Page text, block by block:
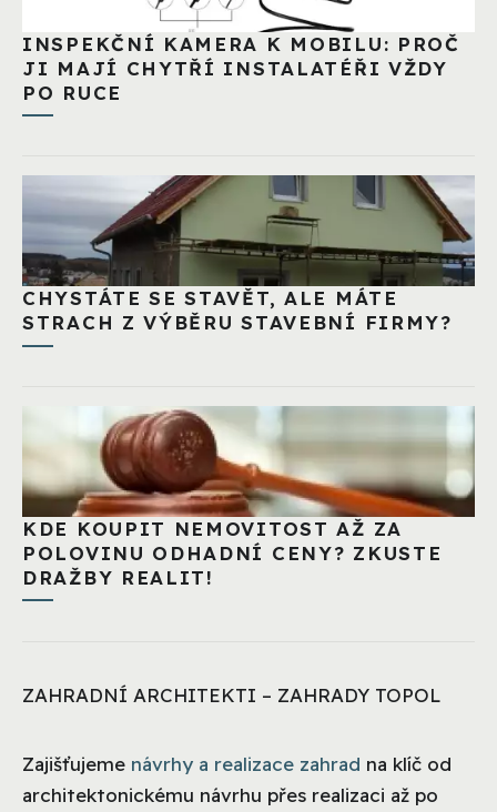
INSPEKČNÍ KAMERA K MOBILU: PROČ
JI MAJÍ CHYTŘÍ INSTALATÉŘI VŽDY
PO RUCE
CHYSTÁTE SE STAVĚT, ALE MÁTE
STRACH Z VÝBĚRU STAVEBNÍ FIRMY?
KDE KOUPIT NEMOVITOST AŽ ZA
POLOVINU ODHADNÍ CENY? ZKUSTE
DRAŽBY REALIT!
ZAHRADNÍ ARCHITEKTI – ZAHRADY TOPOL
Zajišťujeme návrhy a realizace zahrad na klíč od
architektonickému návrhu přes realizaci až po